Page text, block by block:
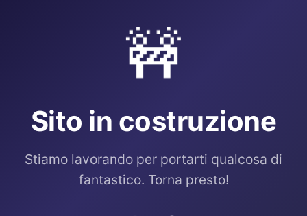
🚧
Sito in costruzione
Stiamo lavorando per portarti qualcosa di
fantastico. Torna presto!